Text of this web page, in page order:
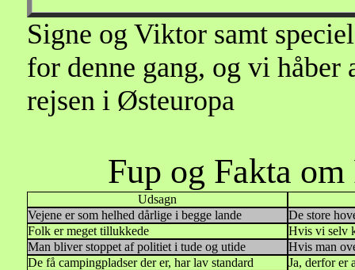
Signe og Viktor samt
for denne gang, og vi
rejsen i Østeuropa
Fup og Fakta
Udsagn
Vejene er som helhed dårlige i begge lande
De store
Folk er meget tillukkede
Hvis vi selv
Man bliver stoppet af politiet i tude og utide
Hvis man
De få campingpladser der er, har lav standard
Ja, derfor er